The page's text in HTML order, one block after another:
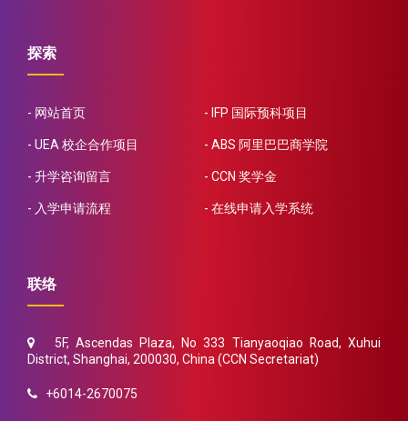
探索
网站首页 IFP 国际预科项目
UEA 校企合作项目 ABS 阿里巴巴商学院
升学咨询留言 CCN 奖学金
入学申请流程 在线申请入学系统
联络
5F, Ascendas Plaza, No 333 Tianyaoqiao Road, Xuhui
District, Shanghai, 200030, China (CCN Secretariat)
+6014-2670075